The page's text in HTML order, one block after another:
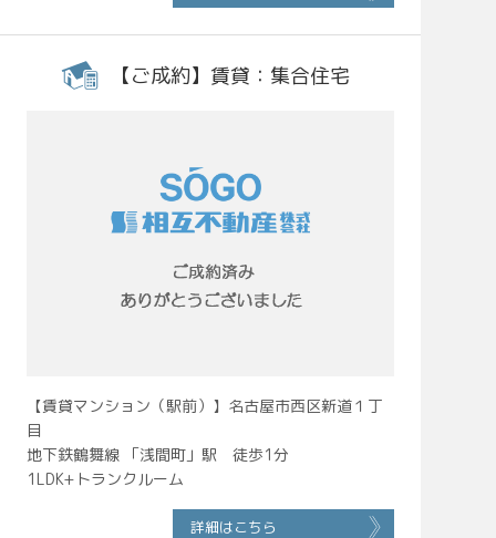
【ご成約】賃貸：集合住宅
【賃貸マンション（駅前）】名古屋市西区新道１丁
目
地下鉄鶴舞線 「浅間町」駅 徒歩1分
1LDK+トランクルーム
詳細はこちら